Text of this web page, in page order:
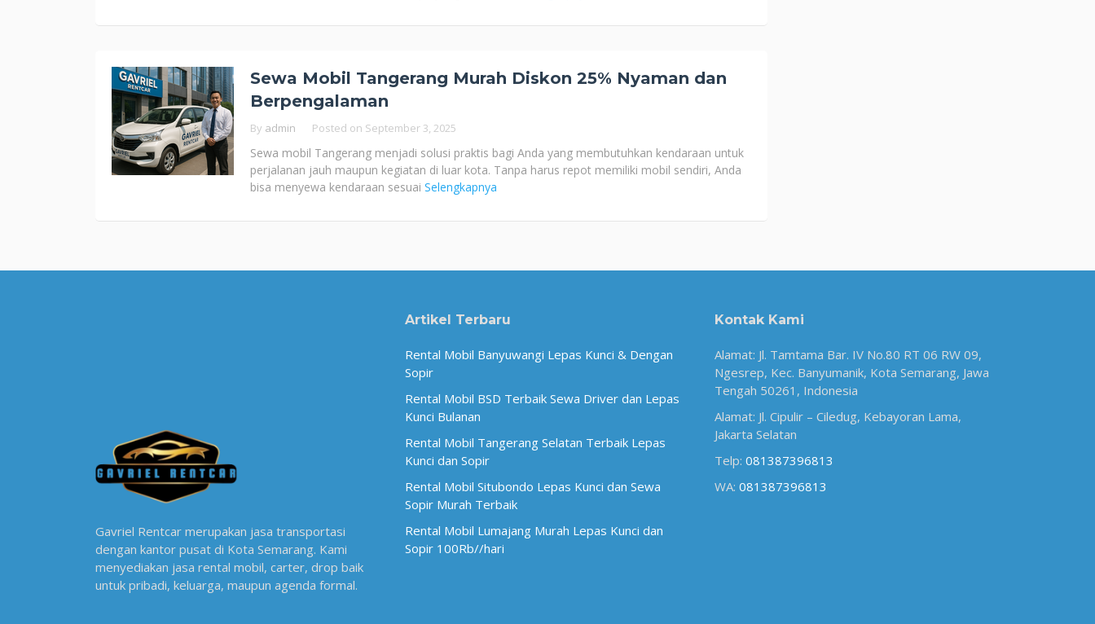
Sewa Mobil Tangerang Murah Diskon 25% Nyaman dan
Berpengalaman
By admin Posted on September 3, 2025
Sewa mobil Tangerang menjadi solusi praktis bagi Anda yang membutuhkan kendaraan untuk
perjalanan jauh maupun kegiatan di luar kota. Tanpa harus repot memiliki mobil sendiri, Anda
bisa menyewa kendaraan sesuai Selengkapnya
Gavriel Rentcar merupakan jasa transportasi
dengan kantor pusat di Kota Semarang. Kami
menyediakan jasa rental mobil, carter, drop baik
untuk pribadi, keluarga, maupun agenda formal.
Artikel Terbaru
Rental Mobil Banyuwangi Lepas Kunci & Dengan
Sopir
Rental Mobil BSD Terbaik Sewa Driver dan Lepas
Kunci Bulanan
Rental Mobil Tangerang Selatan Terbaik Lepas
Kunci dan Sopir
Rental Mobil Situbondo Lepas Kunci dan Sewa
Sopir Murah Terbaik
Rental Mobil Lumajang Murah Lepas Kunci dan
Sopir 100Rb//hari
Kontak Kami
Alamat: Jl. Tamtama Bar. IV No.80 RT 06 RW 09,
Ngesrep, Kec. Banyumanik, Kota Semarang, Jawa
Tengah 50261, Indonesia
Alamat: Jl. Cipulir – Ciledug, Kebayoran Lama,
Jakarta Selatan
Telp: 081387396813
WA: 081387396813